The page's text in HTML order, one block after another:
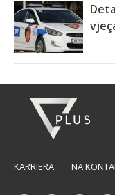
KARRIERA NA